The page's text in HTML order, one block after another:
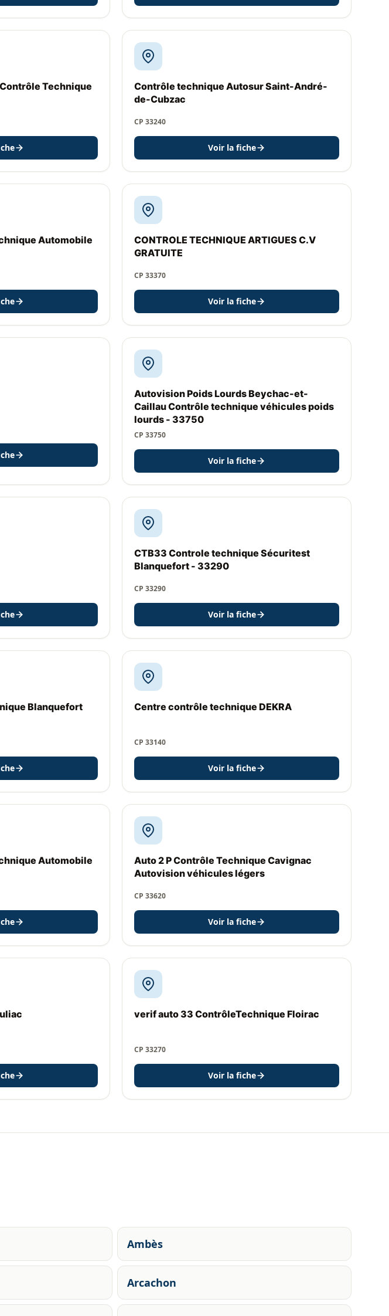
Technique
Contrôle technique Autosur Saint-André-
de-Cubzac
CP 33240
Voir la fiche
Automobile
CONTROLE TECHNIQUE ARTIGUES C.V
GRATUITE
CP 33370
Voir la fiche
Autovision Poids Lourds Beychac-et-
Caillau Contrôle technique véhicules poids
lourds - 33750
CP 33750
Voir la fiche
CTB33 Controle technique Sécuritest
Blanquefort - 33290
CP 33290
Voir la fiche
Blanquefort
Centre contrôle technique DEKRA
CP 33140
Voir la fiche
Automobile
Auto 2 P Contrôle Technique Cavignac
Autovision véhicules légers
CP 33620
Voir la fiche
verif auto 33 ContrôleTechnique Floirac
CP 33270
Voir la fiche
Ambès
Arcachon